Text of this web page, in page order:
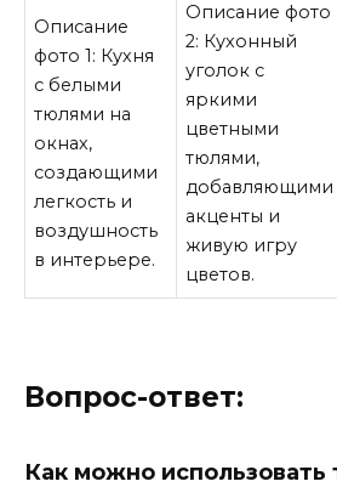
Описание
фото 1: Кухня
с белыми
тюлями на
окнах,
создающими
легкость и
воздушность
в интерьере.
Описание фото
2: Кухонный
уголок с
яркими
цветными
тюлями,
добавляющими
акценты и
живую игру
цветов.
Вопрос-ответ:
Как можно использовать